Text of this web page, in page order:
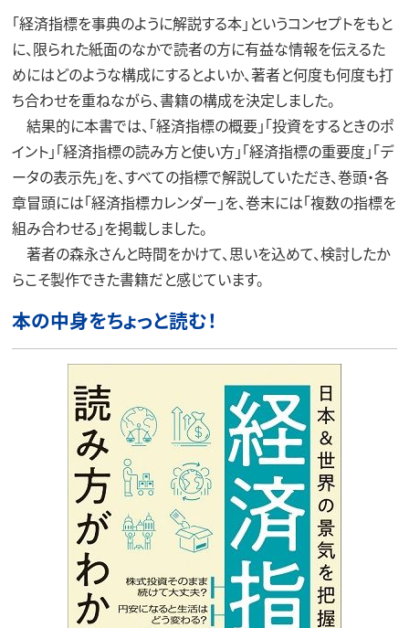
「経済指標を事典のように解説する本」というコンセプトをもと
に、限られた紙面のなかで読者の方に有益な情報を伝えるた
めにはどのような構成にするとよいか、著者と何度も何度も打
ち合わせを重ねながら、書籍の構成を決定しました。
結果的に本書では、「経済指標の概要」「投資をするときのポ
イント」「経済指標の読み方と使い方」「経済指標の重要度」「デ
ータの表示先」を、すべての指標で解説していただき、巻頭・各
章冒頭には「経済指標カレンダー」を、巻末には「複数の指標を
組み合わせる」を掲載しました。
著者の森永さんと時間をかけて、思いを込めて、検討したか
らこそ製作できた書籍だと感じています。
本の中身をちょっと読む！